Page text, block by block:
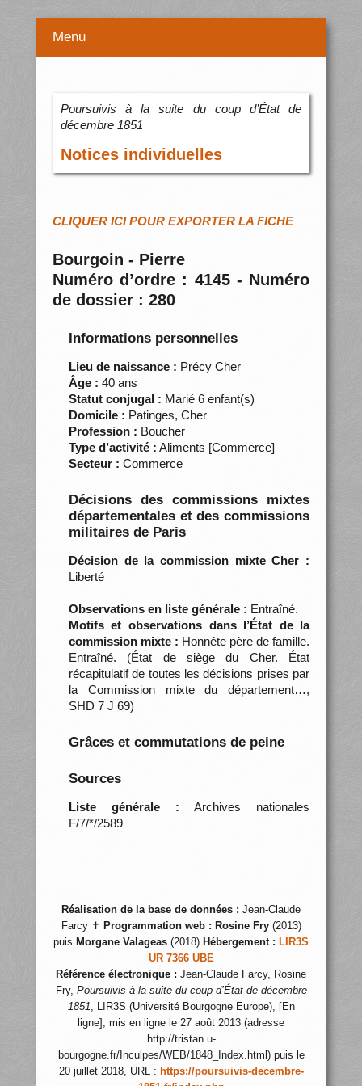
Menu
Poursuivis à la suite du coup d’État de
décembre 1851
Notices individuelles
CLIQUER ICI POUR EXPORTER LA FICHE
Bourgoin - Pierre
Numéro d’ordre : 4145 - Numéro
de dossier : 280
Informations personnelles
Lieu de naissance : Précy Cher
Âge : 40 ans
Statut conjugal : Marié 6 enfant(s)
Domicile : Patinges, Cher
Profession : Boucher
Type d’activité : Aliments [Commerce]
Secteur : Commerce
Décisions des commissions mixtes
départementales et des commissions
militaires de Paris
Décision de la commission mixte Cher :
Liberté
Observations en liste générale : Entraîné.
Motifs et observations dans l’État de la
commission mixte : Honnête père de famille.
Entraîné. (État de siège du Cher. État
récapitulatif de toutes les décisions prises par
la Commission mixte du département…,
SHD 7 J 69)
Grâces et commutations de peine
Sources
Liste générale : Archives nationales
F/7/*/2589
Réalisation de la base de données : Jean-Claude
Farcy ✝ Programmation web : Rosine Fry(2013)
puis Morgane Valageas (2018) Hébergement : LIR3S
UR 7366 UBE
Référence électronique : Jean-Claude Farcy, Rosine
Fry, Poursuivis à la suite du coup d’État de décembre
1851, LIR3S (Université Bourgogne Europe), [En
ligne], mis en ligne le 27 août 2013 (adresse
http://tristan.u-
bourgogne.fr/Inculpes/WEB/1848_Index.html) puis le
20 juillet 2018, URL : https://poursuivis-decembre-